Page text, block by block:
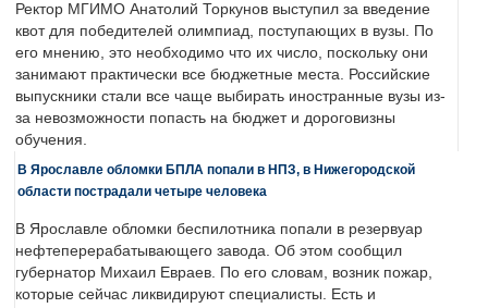
Ректор МГИМО Анатолий Торкунов выступил за введение
квот для победителей олимпиад, поступающих в вузы. По
его мнению, это необходимо что их число, поскольку они
занимают практически все бюджетные места. Российские
выпускники стали все чаще выбирать иностранные вузы из-
за невозможности попасть на бюджет и дороговизны
обучения.
В Ярославле обломки БПЛА попали в НПЗ, в Нижегородской
области пострадали четыре человека
В Ярославле обломки беспилотника попали в резервуар
нефтеперерабатывающего завода. Об этом сообщил
губернатор Михаил Евраев. По его словам, возник пожар,
которые сейчас ликвидируют специалисты. Есть и